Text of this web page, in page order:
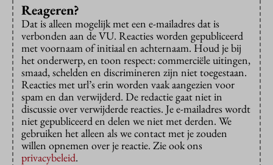
Reageren?
Dat is alleen mogelijk met een e-mailadres dat is
verbonden aan de VU. Reacties worden gepubliceerd
met voornaam of initiaal en achternaam. Houd je bij
het onderwerp, en toon respect: commerciële uitingen,
smaad, schelden en discrimineren zijn niet toegestaan.
Reacties met url’s erin worden vaak aangezien voor
spam en dan verwijderd. De redactie gaat niet in
discussie over verwijderde reacties. Je e-mailadres wordt
niet gepubliceerd en delen we niet met derden. We
gebruiken het alleen als we contact met je zouden
willen opnemen over je reactie. Zie ook ons
privacybeleid.